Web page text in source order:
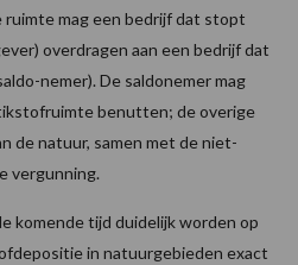
ruimte mag een bedrijf dat stopt
overdragen aan een bedrijf dat
nemer). De saldonemer mag
benutten; de overige
de natuur, samen met de niet-
vergunning.
komende tijd duidelijk worden op
in natuurgebieden exact